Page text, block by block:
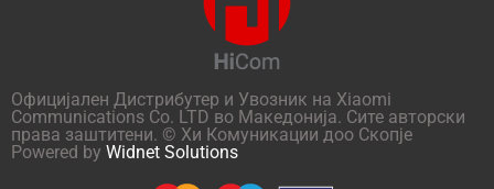
Официјален Дистрибутер и Увозник на Xiaomi
Communications Co. LTD во Македонија. Сите авторски
права заштитени. © Хи Комуникации доо Скопје
Powered by Widnet Solutions